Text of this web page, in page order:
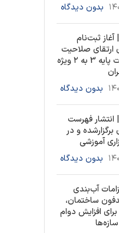
بدون دیدگاه
آغاز ثبت‌نام
ارتقای صلاحیت
محاسبات پایه 3 به ۲ ویژه
۱۰ بدون دیدگاه
| انتشار فهرست
و در
آموزشی
۱۰ بدون دیدگاه
آب‌بندی
ساختمان،
افزایش دوام